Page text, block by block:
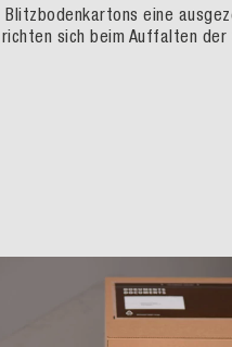
eine
sich beim Auffalten der